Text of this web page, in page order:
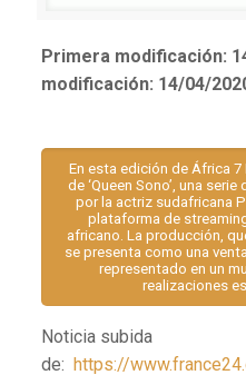
Primera modificación:
modificación: 14/04/
En esta edición de África
de ‘Queen Sono’, una
por la actriz sudafricana
plataforma de
africano. La producción,
se presenta como una
representado en un
realizaciones
Noticia subida
de: https://